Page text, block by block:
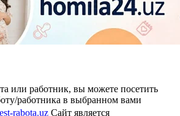
или работник, вы можете посетить
работника в выбранном вами
rabota.uz Сайт является